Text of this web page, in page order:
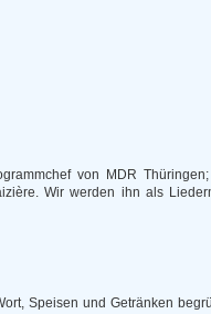
von MDR
Wir werden ihn als
Speisen und Getränken